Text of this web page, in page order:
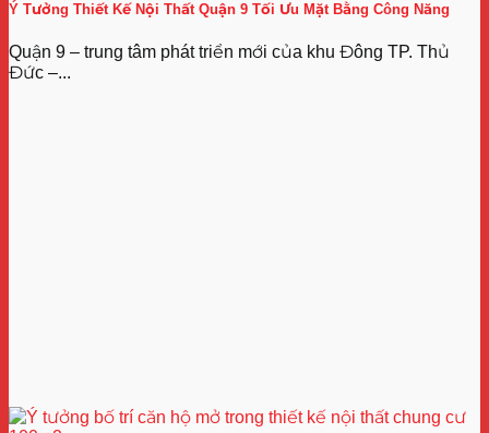
Ý Tưởng Thiết Kế Nội Thất Quận 9 Tối Ưu Mặt Bằng Công Năng
Quận 9 – trung tâm phát triển mới của khu Đông TP. Thủ
Đức –...